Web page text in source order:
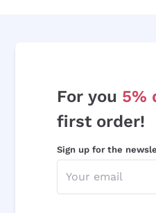
For you 5%
first order!
Sign up for the